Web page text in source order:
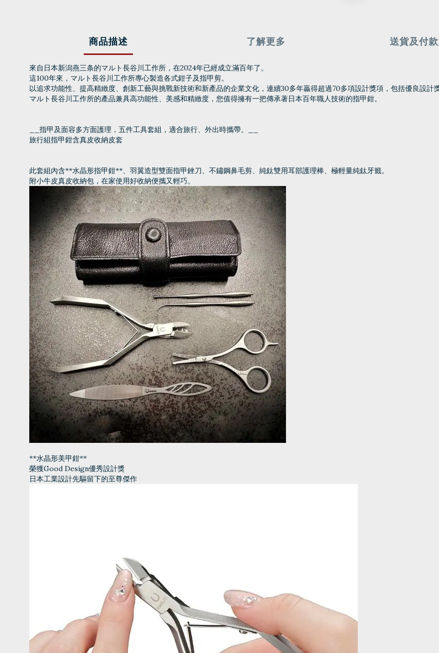
商品描述 了解更多 送貨及付
來自日本新潟燕三条的マルト長谷川工作所，在2024年已經成立滿百年了。
這100年來，マルト長谷川工作所專心製造各式鉗子及指甲剪。
以追求功能性、提高精緻度、創新工藝與挑戰新技術和新產品的企業文化，連續30多年贏得超過70多項設計獎項，包括優良設計
マルト長谷川工作所的產品兼具高功能性、美感和精緻度，您值得擁有一把傳承著日本百年職人技術的指甲鉗。
__指甲及面容多方面護理，五件工具套組，適合旅行、外出時攜帶。__
旅行組指甲鉗含真皮收納皮套
此套組內含**水晶形指甲鉗**、羽翼造型雙面指甲銼刀、不鏽鋼鼻毛剪、純鈦雙用耳部護理棒、極輕量純鈦牙籤。
附小牛皮真皮收納包，在家使用好收納便攜又輕巧。
**水晶形美甲鉗**
榮獲Good Design優秀設計獎
日本工業設計先驅留下的至尊傑作